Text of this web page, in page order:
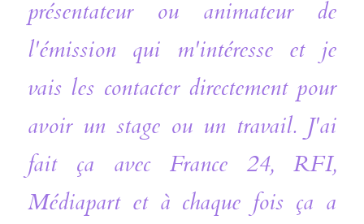
présentateur ou animateur de
l'émission qui m'intéresse et je
vais les contacter directement pour
avoir un stage ou un travail. J'ai
fait ça avec France 24, RFI,
Médiapart et à chaque fois ça a